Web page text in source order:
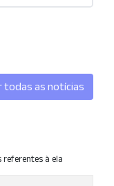
todas as notícias
à ela